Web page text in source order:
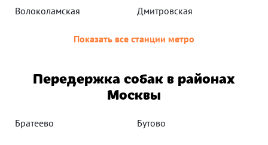
Волоколамская Дмитровская
Показать все станции метро
Передержка собак в районах
Москвы
Братеево Бутово